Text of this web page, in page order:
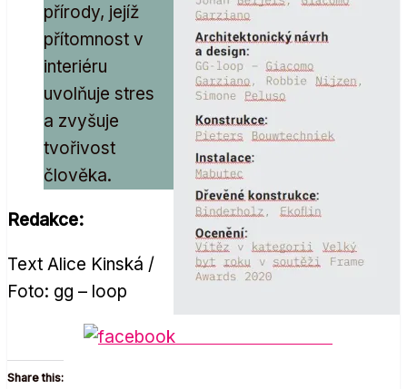
přírody, jejíž
přítomnost v
interiéru
uvolňuje stres
a zvyšuje
tvořivost
člověka.
Redakce:
Text Alice Kinská /
Foto: gg – loop
Share this: